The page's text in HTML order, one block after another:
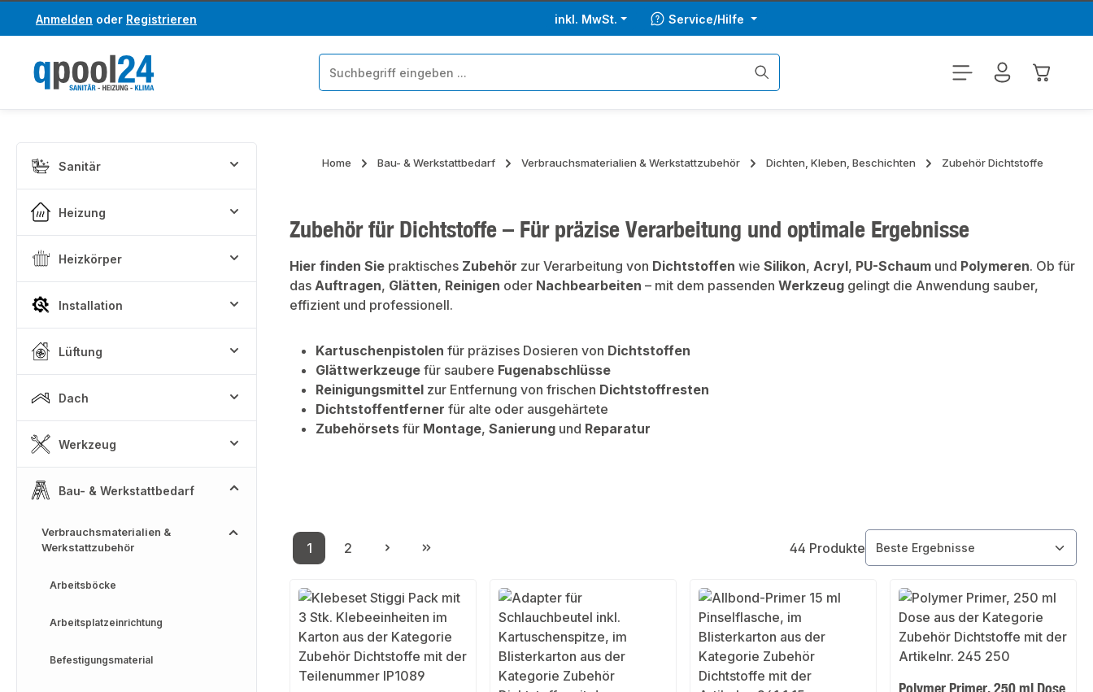
Hauptinhalt springen
Zur Suche springen
Anmelden oder Registrieren inkl. MwSt. Service/Hilfe
Sanitär
Heizung
Heizkörper
Installation
Lüftung
Dach
Werkzeug
Bau- & Werkstattbedarf
Verbrauchsmaterialien &
Werkstattzubehör
Arbeitsböcke
Arbeitsplatzeinrichtung
Befestigungsmaterial
Home Bau- & Werkstattbedarf Verbrauchsmaterialien & Werkstattzubehör Dichten, Kleben, Beschichten Zubehör Dichtstoffe
Zubehör für Dichtstoffe – Für präzise Verarbeitung und optimale Ergebnisse
Hier finden Sie praktisches Zubehör zur Verarbeitung von Dichtstoffen wie Silikon, Acryl, PU-Schaum und Polymeren. Ob für
das Auftragen, Glätten, Reinigen oder Nachbearbeiten – mit dem passenden Werkzeug gelingt die Anwendung sauber,
effizient und professionell.
Kartuschenpistolen für präzises Dosieren von Dichtstoffen
Glättwerkzeuge für saubere Fugenabschlüsse
Reinigungsmittel zur Entfernung von frischen Dichtstoffresten
Dichtstoffentferner für alte oder ausgehärtete
Zubehörsets für Montage, Sanierung und Reparatur
Seite
1
Seite
2 44 Produkte
Polymer Primer, 250 ml Dose